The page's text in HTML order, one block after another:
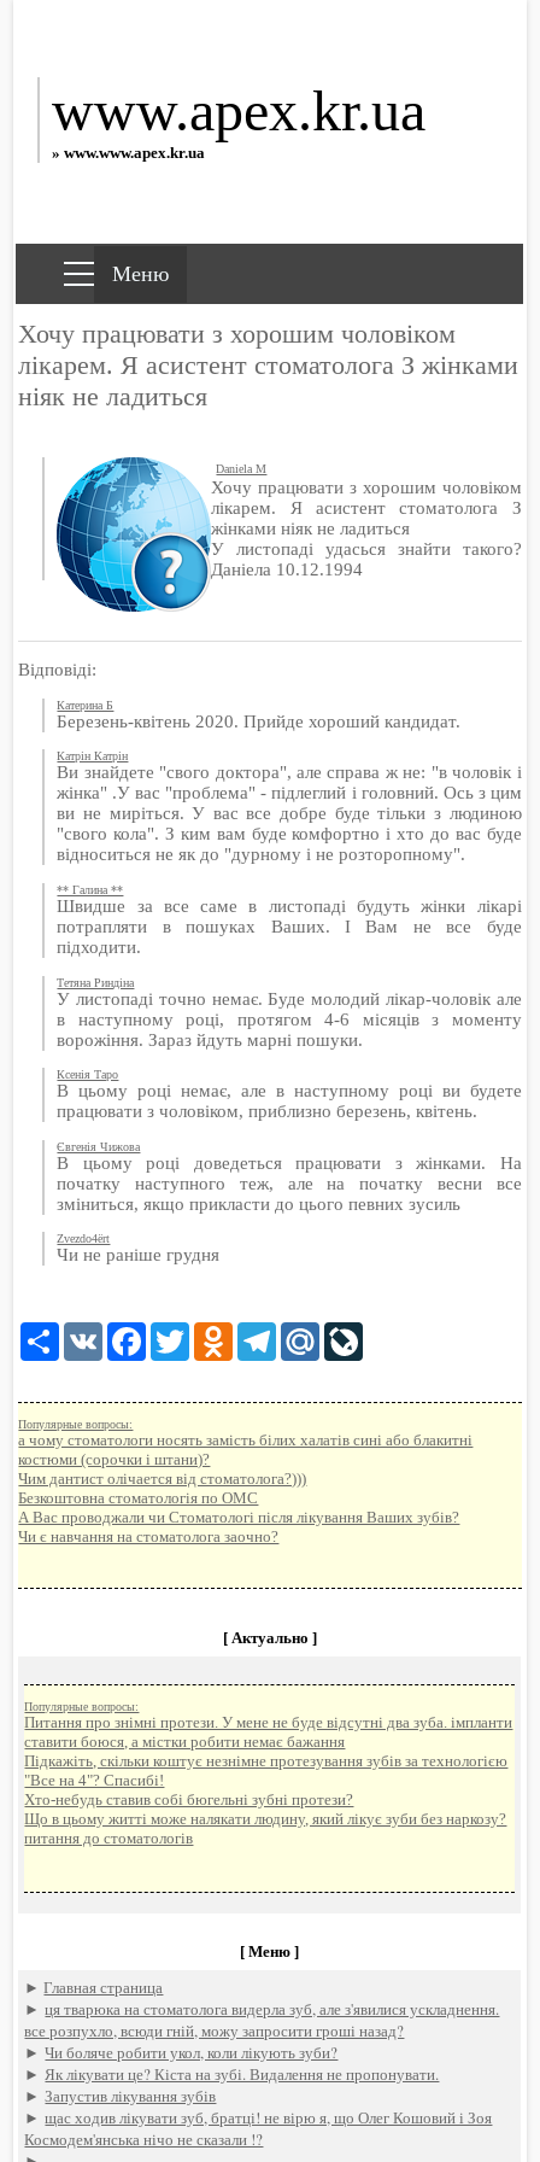
www.apex.kr.ua
» www.www.apex.kr.ua
Хочу працювати з хорошим чоловіком
лікарем. Я асистент стоматолога З жінками
ніяк не ладиться
Daniela M
Хочу працювати з хорошим чоловіком
лікарем. Я асистент стоматолога З
жінками ніяк не ладиться
У листопаді удасься знайти такого?
Даніела 10.12.1994
Відповіді:
Катерина Б
Березень-квітень 2020. Прийде хороший кандидат.
Катрін Катрін
Ви знайдете "свого доктора", але справа ж не: "в чоловік і
жінка" .У вас "проблема" - підлеглий і головний. Ось з цим
ви не миріться. У вас все добре буде тільки з людиною
"свого кола". З ким вам буде комфортно і хто до вас буде
відноситься не як до "дурному і не розторопному".
** Галина **
Швидше за все саме в листопаді будуть жінки лікарі
потрапляти в пошуках Ваших. І Вам не все буде
підходити.
Тетяна Риндіна
У листопаді точно немає. Буде молодий лікар-чоловік але
в наступному році, протягом 4-6 місяців з моменту
ворожіння. Зараз йдуть марні пошуки.
Ксенія Таро
В цьому році немає, але в наступному році ви будете
працювати з чоловіком, приблизно березень, квітень.
Євгенія Чижова
В цьому році доведеться працювати з жінками. На
початку наступного теж, але на початку весни все
зміниться, якщо прикласти до цього певних зусиль
Zvezdo4ёrt
Чи не раніше грудня
Share VK Facebook
TwitterOdnoklassniki
TelegramMail.Ru
Популярные вопросы:
а чому стоматологи носять замість білих халатів сині або блакитні
костюми (сорочки і штани)?
Чим дантист олічается від стоматолога?)))
Безкоштовна стоматологія по ОМС
А Вас проводжали чи Стoмaтолoгі після лікування Ваших зубів?
Чи є навчання на стоматолога заочно?
[ Актуально ]
Популярные вопросы:
Питання про знімні протези. У мене не буде відсутні два зуба. імпланти
ставити боюся, а містки робити немає бажання
Підкажіть, скільки коштує незнімне протезування зубів за технологією
"Все на 4"? Спасибі!
Хто-небудь ставив собі бюгельні зубні протези?
Що в цьому житті може налякати людину, який лікує зуби без наркозу?
питання до стоматологів
[ Меню ]
►Главная страница
►ця тварюка на стоматолога видерла зуб, але з'явилися ускладнення.
все розпухло, всюди гній, можу запросити гроші назад?
►Чи боляче робити укол, коли лікують зуби?
►Як лікувати це? Кіста на зубі. Видалення не пропонувати.
►Запустив лікування зубів
►щас ходив лікувати зуб, братці! не вірю я, що Олег Кошовий і Зоя
Космодем'янська нічо не сказали !?